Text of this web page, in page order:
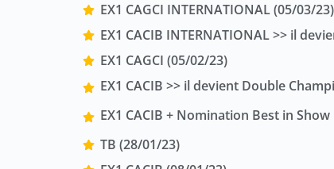
EX1 CAGCI INTERNATIONAL (05/03/23)
EX1 CACIB INTERNATIONAL >> il
EX1 CAGCI (05/02/23)
EX1 CACIB >> il devient Double
EX1 CACIB + Nomination Best in
TB (28/01/23)